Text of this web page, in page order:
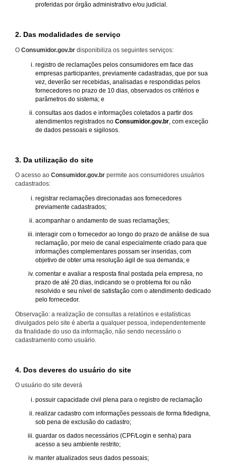
proferidas por órgão administrativo e/ou judicial.
2. Das modalidades de serviço
O Consumidor.gov.br disponibiliza os seguintes serviços:
registro de reclamações pelos consumidores em face das
empresas participantes, previamente cadastradas, que por sua
vez, deverão ser recebidas, analisadas e respondidas pelos
fornecedores no prazo de 10 dias, observados os critérios e
parâmetros do sistema; e
consultas aos dados e informações coletados a partir dos
atendimentos registrados no Consumidor.gov.br , com exceção
de dados pessoais e sigilosos.
3. Da utilização do site
O acesso ao Consumidor.gov.br permite aos consumidores usuários
cadastrados:
registrar reclamações direcionadas aos fornecedores
previamente cadastrados;
acompanhar o andamento de suas reclamações;
interagir com o fornecedor ao longo do prazo de análise de sua
reclamação, por meio de canal especialmente criado para que
informações complementares possam ser inseridas, com
objetivo de obter uma resolução ágil de sua demanda; e
comentar e avaliar a resposta final postada pela empresa, no
prazo de até 20 dias, indicando se o problema foi ou não
resolvido e seu nível de satisfação com o atendimento dedicado
pelo fornecedor.
Observação: a realização de consultas a relatórios e estatísticas
divulgados pelo site é aberta a qualquer pessoa, independentemente
da finalidade do uso da informação, não sendo necessário o
cadastramento como usuário.
4. Dos deveres do usuário do site
O usuário do site deverá
possuir capacidade civil plena para o registro de reclamação
realizar cadastro com informações pessoais de forma fidedigna,
sob pena de exclusão do cadastro;
guardar os dados necessários (CPF/Login e senha) para
acesso a seu ambiente restrito;
manter atualizados seus dados pessoais;